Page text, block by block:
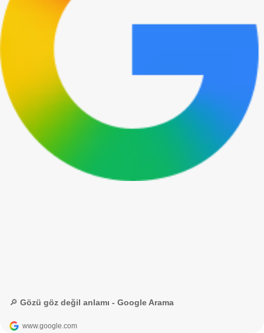
🔎 Gözü göz değil anlamı - Google Arama
www.google.com